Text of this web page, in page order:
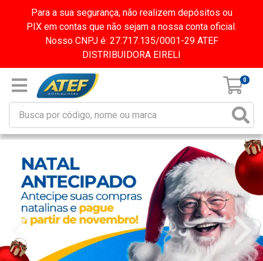
Para a sua segurança, não realizem depósitos ou
PIX em contas que não sejam a nossa conta oficial.
Nosso CNPJ é: 27.717.135/0001-29 ATEF
DISTRIBUIDORA EIRELI
0